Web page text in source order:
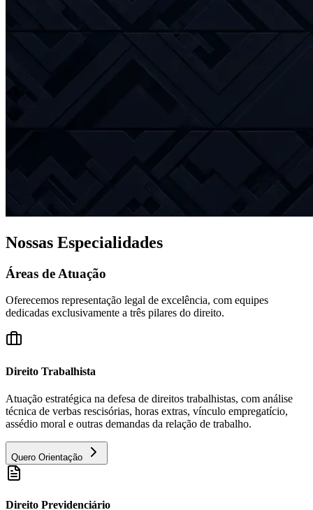
Nossas Especialidades
Áreas de Atuação
Oferecemos representação legal de excelência, com equipes
dedicadas exclusivamente a três pilares do direito.
Direito Trabalhista
Atuação estratégica na defesa de direitos trabalhistas, com análise
técnica de verbas rescisórias, horas extras, vínculo empregatício,
assédio moral e outras demandas da relação de trabalho.
Quero Orientação
Direito Previdenciário